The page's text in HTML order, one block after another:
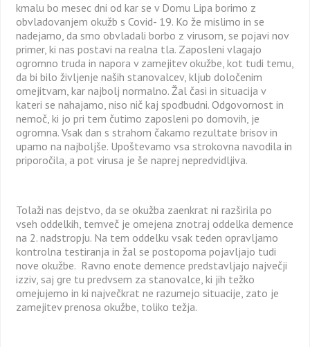
kmalu bo mesec dni od kar se v Domu Lipa borimo z
obvladovanjem okužb s Covid- 19. Ko že mislimo in se
nadejamo, da smo obvladali borbo z virusom, se pojavi nov
primer, ki nas postavi na realna tla. Zaposleni vlagajo
ogromno truda in napora v zamejitev okužbe, kot tudi temu,
da bi bilo življenje naših stanovalcev, kljub določenim
omejitvam, kar najbolj normalno. Žal časi in situacija v
kateri se nahajamo, niso nič kaj spodbudni. Odgovornost in
nemoč, ki jo pri tem čutimo zaposleni po domovih, je
ogromna. Vsak dan s strahom čakamo rezultate brisov in
upamo na najboljše. Upoštevamo vsa strokovna navodila in
priporočila, a pot virusa je še naprej nepredvidljiva.
Tolaži nas dejstvo, da se okužba zaenkrat ni razširila po
vseh oddelkih, temveč je omejena znotraj oddelka demence
na 2. nadstropju. Na tem oddelku vsak teden opravljamo
kontrolna testiranja in žal se postopoma pojavljajo tudi
nove okužbe. Ravno enote demence predstavljajo največji
izziv, saj gre tu predvsem za stanovalce, ki jih težko
omejujemo in ki največkrat ne razumejo situacije, zato je
zamejitev prenosa okužbe, toliko težja.